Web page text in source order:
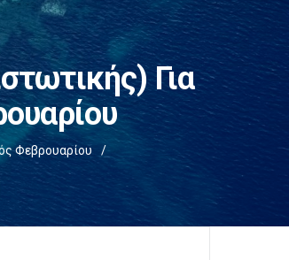
Για
Φεβρουαρίου /